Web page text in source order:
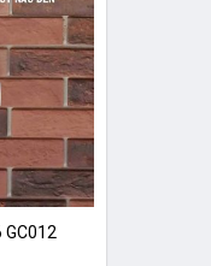
GC012